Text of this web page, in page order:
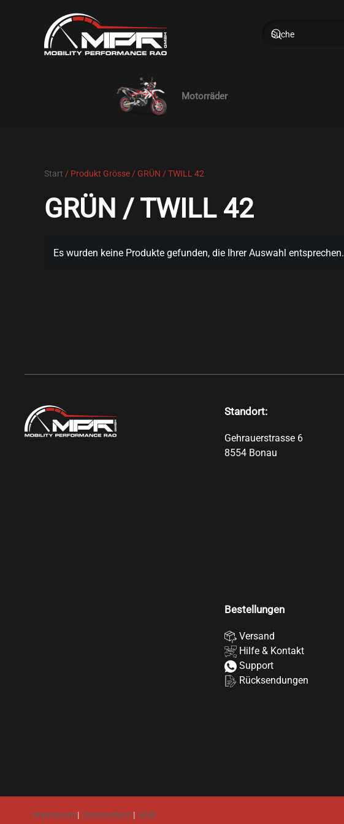
Skip to main content
Motorräder
Start / Produkt Grösse / GRÜN / TWILL 42
GRÜN / TWILL 42
Es wurden keine Produkte gefunden, die Ihrer Auswahl entsprechen.
Standort:
Gehrauerstrasse 6
8554 Bonau
Bestellungen
Versand
Hilfe & Kontakt
Support
Rücksendungen
Impressum | Datenschutz | AGB